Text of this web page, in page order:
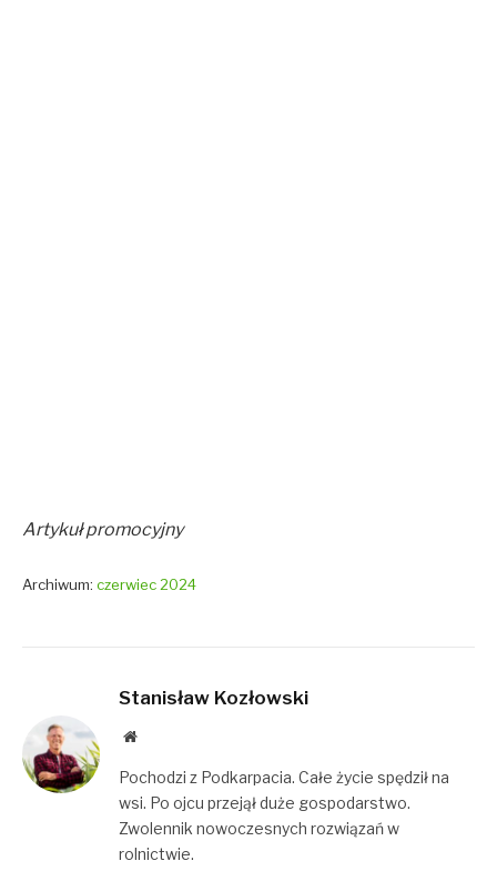
Artykuł promocyjny
Archiwum: czerwiec 2024
Stanisław Kozłowski
Website
Pochodzi z Podkarpacia. Całe życie spędził na
wsi. Po ojcu przejął duże gospodarstwo.
Zwolennik nowoczesnych rozwiązań w
rolnictwie.